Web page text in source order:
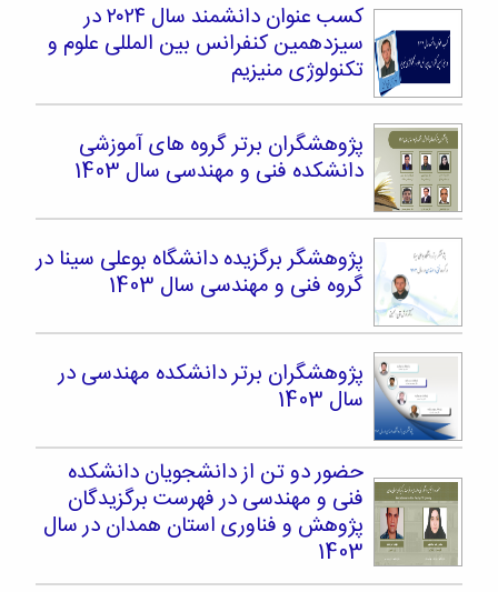
کسب عنوان دانشمند سال ۲۰۲۴ در
سیزدهمین کنفرانس بین المللی علوم و
تکنولوژی منیزیم
پژوهشگران برتر گروه های آموزشی
دانشکده فنی و مهندسی سال 1403
پژوهشگر برگزیده دانشگاه بوعلی سینا در
گروه فنی و مهندسی سال 1403
پژوهشگران برتر دانشکده مهندسی در
سال 1403
حضور دو تن از دانشجویان دانشکده
فنی و مهندسی در فهرست برگزیدگان
پژوهش و فناوری استان همدان در سال
1403